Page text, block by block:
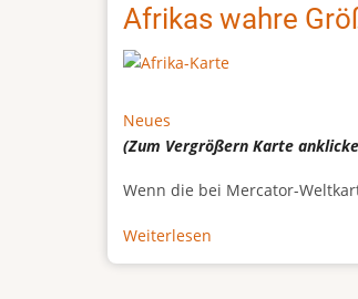
Afrikas wahre
Neues
(Zum VergrößernKarte
Wenn die bei Mercator-
Weiterlesen
Afrikas